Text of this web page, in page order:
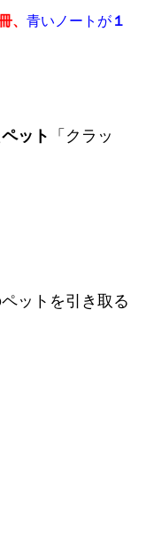
、 青いノートが １
ペット
「クラッ
ットを引き取る